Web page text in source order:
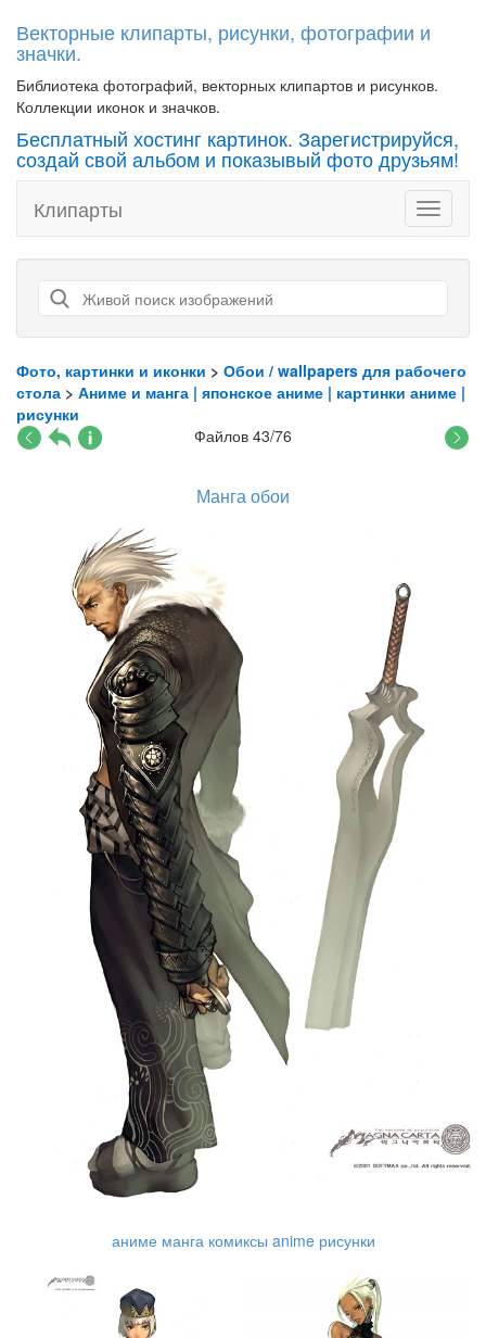
Векторные клипарты, рисунки, фотографии и
значки.
Библиотека фотографий, векторных клипартов и рисунков.
Коллекции иконок и значков.
Бесплатный хостинг картинок. Зарегистрируйся,
создай свой альбом и показывый фото друзьям!
Toggle
Клипарты
Фото, картинки и иконки > Обои / wallpapers для рабочего
стола > Аниме и манга | японское аниме | картинки аниме |
рисунки
Файлов 43/76
Манга обои
аниме манга комиксы anime рисунки